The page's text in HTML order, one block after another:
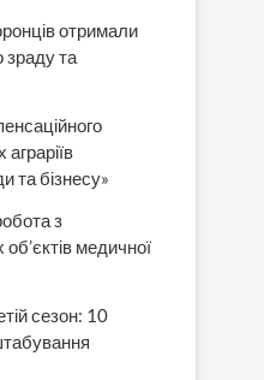
отримали
зраду та
та бізнесу»
з
медичної
сезон: 10